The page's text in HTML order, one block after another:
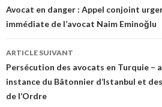
Navigation de l’article
Avocat en danger : Appel conjoint
immédiate de l’avocat Naim Eminoğlu
ARTICLE SUIVANT
Persécution des avocats en Turquie –
instance du Bâtonnier d’Istanbul et
de l’Ordre